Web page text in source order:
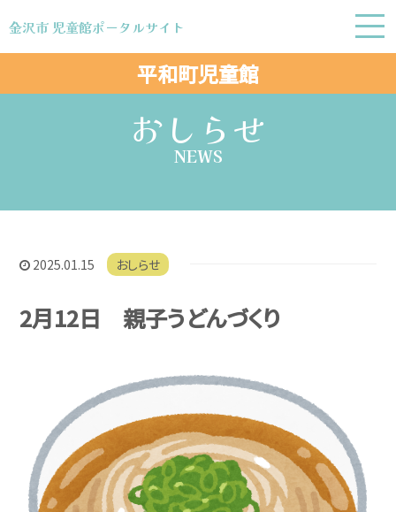
金沢市 児童館ポータルサイト
金沢市 児童館ポータルサイト
おしらせ
NEWS
2025.01.15 おしらせ
2月12日 親子うどんづくり
平和町児童館